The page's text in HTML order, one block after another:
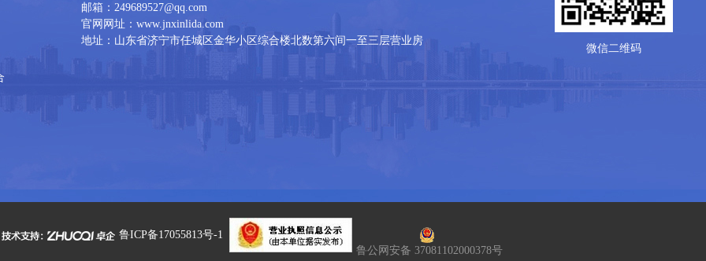
邮箱：249689527@qq.com
官网网址：www.jnxinlida.com
地址：山东省济宁市任城区金华小区综合楼北数第六间一至三层营业房
微信二维码
鲁ICP备17055813号-1
鲁公网安备 37081102000378号